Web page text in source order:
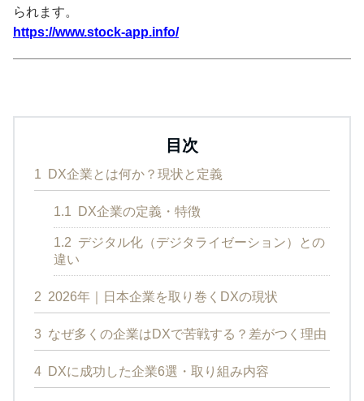
られます。
https://www.stock-app.info/
目次
1 DX企業とは何か？現状と定義
1.1 DX企業の定義・特徴
1.2 デジタル化（デジタライゼーション）との
違い
2 2026年｜日本企業を取り巻くDXの現状
3 なぜ多くの企業はDXで苦戦する？差がつく理由
4 DXに成功した企業6選・取り組み内容